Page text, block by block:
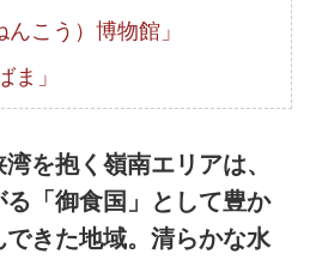
んこう）博物館」
ま」
を抱く嶺南エリアは、
「御食国」として豊か
きた地域。清らかな水